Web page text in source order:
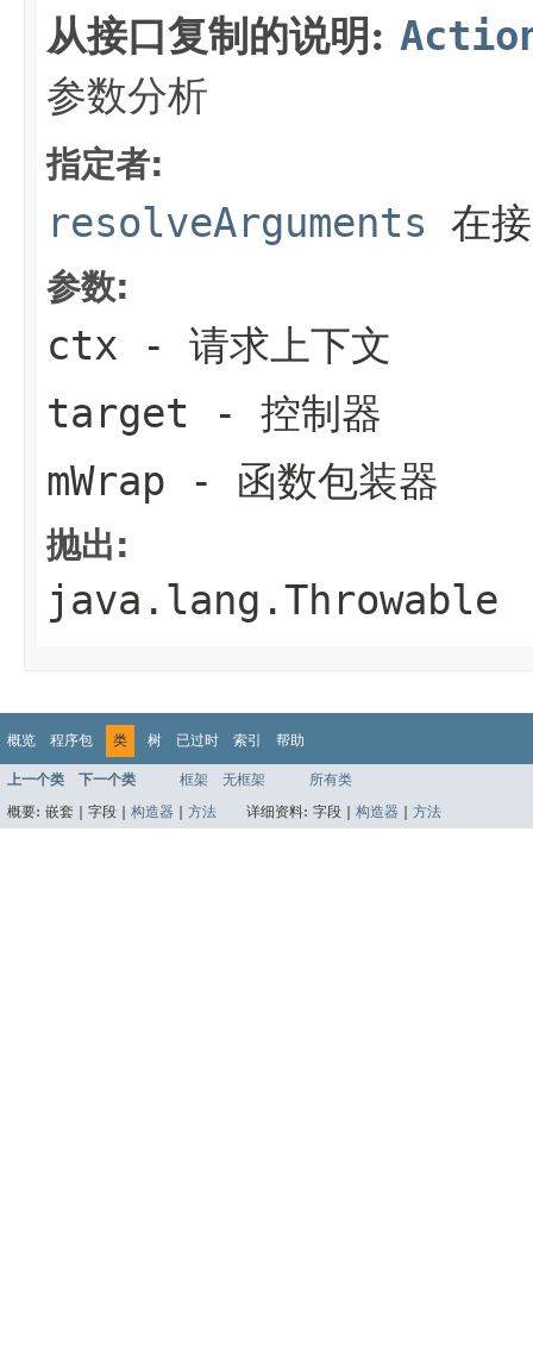
从接口复制的说明:
参数分析
指定者:
resolveArguments 在
参数:
ctx - 请求上下文
target - 控制器
mWrap - 函数包装器
抛出:
java.lang.Throwable
概览 程序包 类 树 已过时 索引 帮助
上一个类 下一个类 框架 无框架
所有类
概要: 嵌套 | 字段 | 构造器 方法 详细资料: 字段 | 构造器 方法